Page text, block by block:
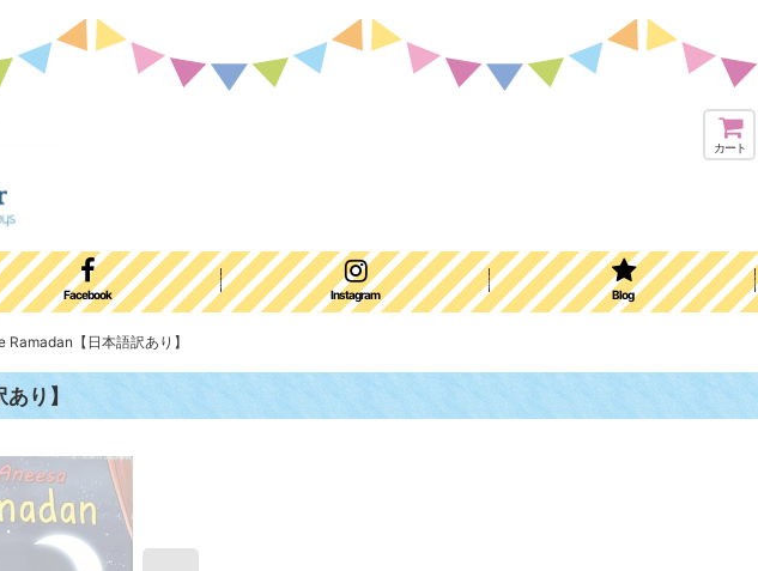
カート
Facebook Instagram Blog
【日本語訳あり】
り】